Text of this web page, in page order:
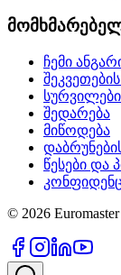
ჩემი
შედარება
მიწოდება
წესები და
© 2026